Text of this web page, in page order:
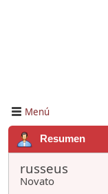
Menú
Resumen
russeus
Novato